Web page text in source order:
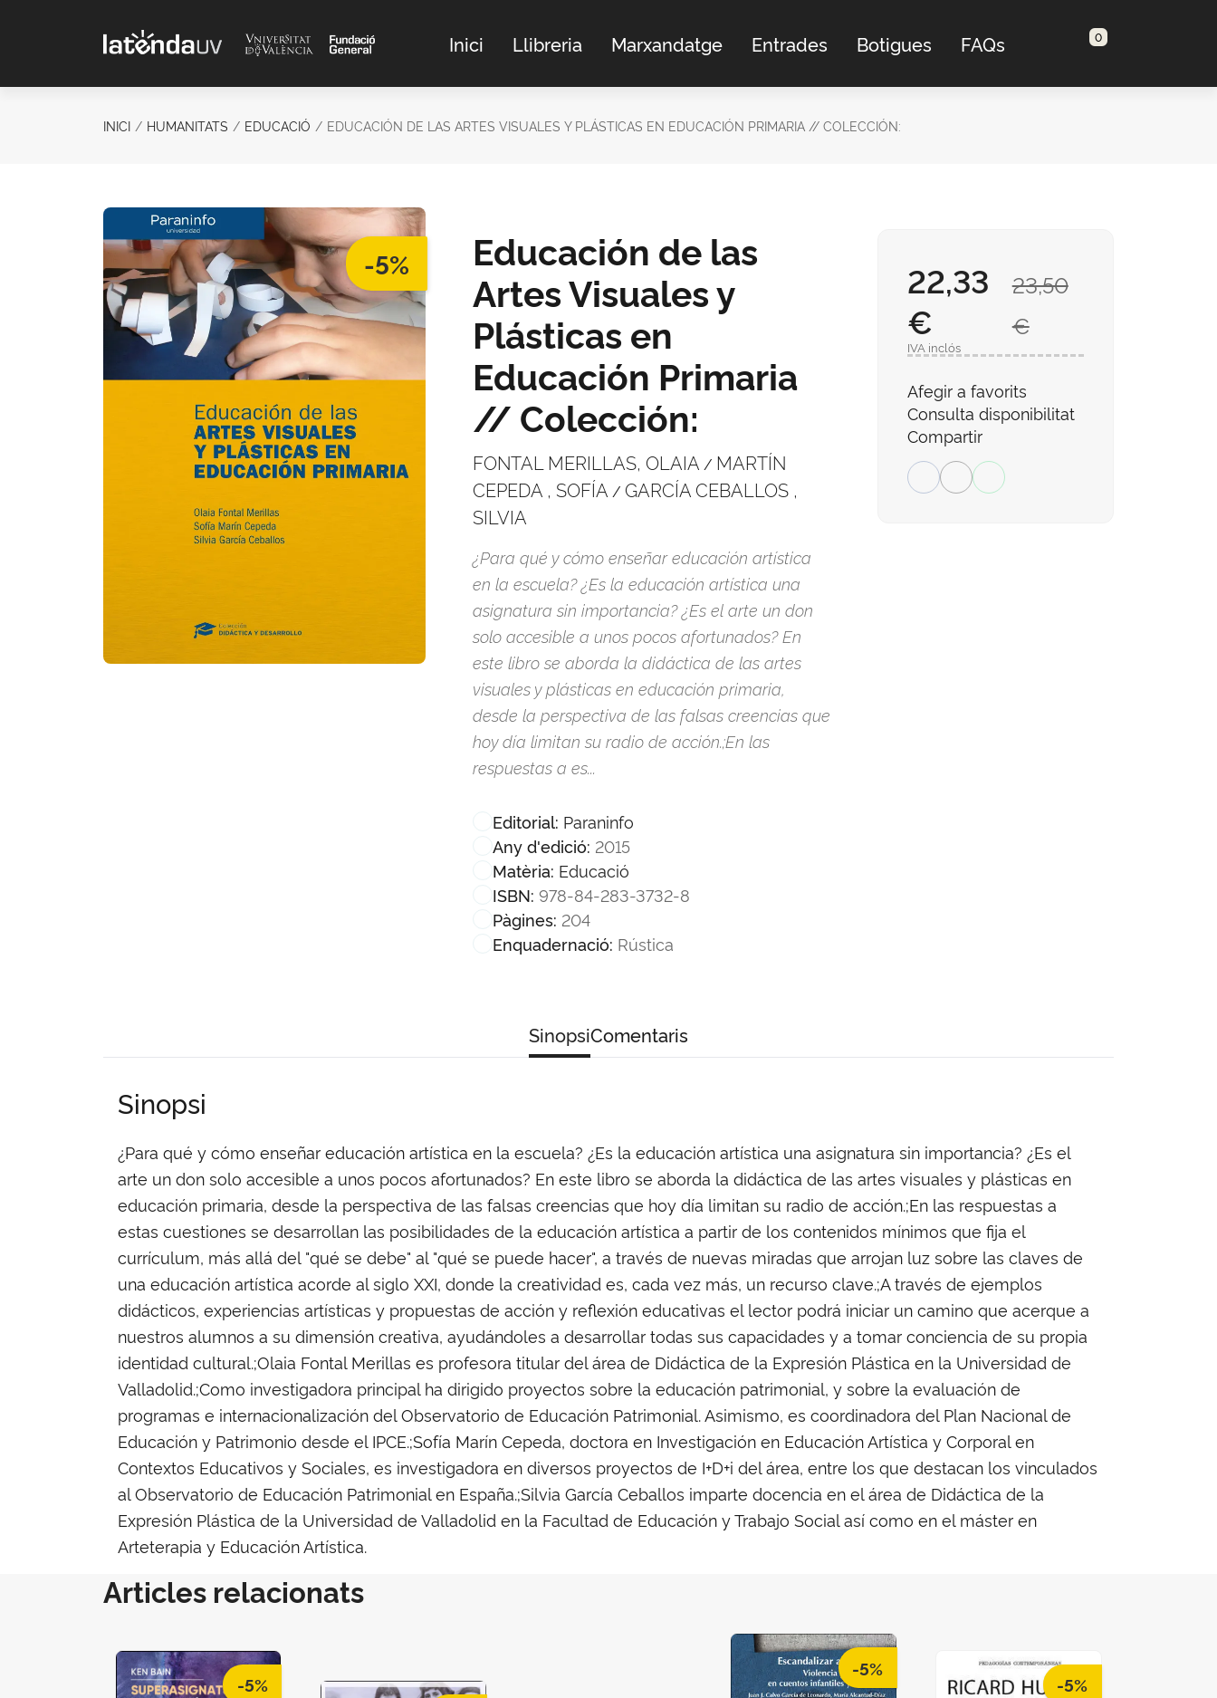
Inici Llibreria Marxandatge Entrades Botigues FAQs 0
INICI HUMANITATS EDUCACIÓ EDUCACIÓN DE LAS ARTES VISUALES Y PLÁSTICAS EN EDUCACIÓN PRIMARIA // COLECCIÓN:
-5%
Educación de las
Artes Visuales y
Plásticas en
Educación Primaria
// Colección:
FONTAL MERILLAS, OLAIA / MARTÍN
CEPEDA , SOFÍA / GARCÍA CEBALLOS ,
SILVIA
¿Para qué y cómo enseñar educación artística
en la escuela? ¿Es la educación artística una
asignatura sin importancia? ¿Es el arte un don
solo accesible a unos pocos afortunados? En
este libro se aborda la didáctica de las artes
visuales y plásticas en educación primaria,
desde la perspectiva de las falsas creencias que
hoy día limitan su radio de acción.;En las
respuestas a es...
Editorial: Paraninfo
Any d'edició: 2015
Matèria: Educació
ISBN: 978-84-283-3732-8
Pàgines: 204
Enquadernació: Rústica
23,50
€
22,33
€
IVA inclós
Afegir a favorits
Consulta disponibilitat
Compartir
SinopsiComentaris
Sinopsi
¿Para qué y cómo enseñar educación artística en la escuela? ¿Es la educación artística una asignatura sin importancia? ¿Es el
arte un don solo accesible a unos pocos afortunados? En este libro se aborda la didáctica de las artes visuales y plásticas en
educación primaria, desde la perspectiva de las falsas creencias que hoy día limitan su radio de acción.;En las respuestas a
estas cuestiones se desarrollan las posibilidades de la educación artística a partir de los contenidos mínimos que fija el
currículum, más allá del "qué se debe" al "qué se puede hacer", a través de nuevas miradas que arrojan luz sobre las claves de
una educación artística acorde al siglo XXI, donde la creatividad es, cada vez más, un recurso clave.;A través de ejemplos
didácticos, experiencias artísticas y propuestas de acción y reflexión educativas el lector podrá iniciar un camino que acerque a
nuestros alumnos a su dimensión creativa, ayudándoles a desarrollar todas sus capacidades y a tomar conciencia de su propia
identidad cultural.;Olaia Fontal Merillas es profesora titular del área de Didáctica de la Expresión Plástica en la Universidad de
Valladolid.;Como investigadora principal ha dirigido proyectos sobre la educación patrimonial, y sobre la evaluación de
programas e internacionalización del Observatorio de Educación Patrimonial. Asimismo, es coordinadora del Plan Nacional de
Educación y Patrimonio desde el IPCE.;Sofía Marín Cepeda, doctora en Investigación en Educación Artística y Corporal en
Contextos Educativos y Sociales, es investigadora en diversos proyectos de I+D+i del área, entre los que destacan los vinculados
al Observatorio de Educación Patrimonial en España.;Silvia García Ceballos imparte docencia en el área de Didáctica de la
Expresión Plástica de la Universidad de Valladolid en la Facultad de Educación y Trabajo Social así como en el máster en
Arteterapia y Educación Artística.
Articles relacionats
-5%
-5%
-5%